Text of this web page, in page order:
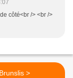
côté<br /> <br />
Brunslis >